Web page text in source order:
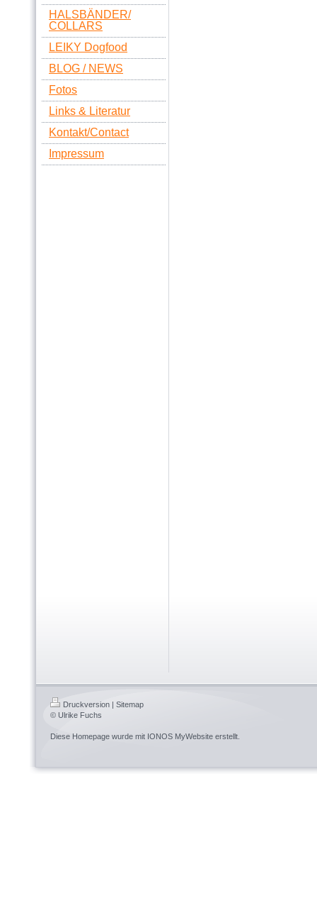
HALSBÄNDER/
COLLARS
LEIKY Dogfood
BLOG / NEWS
Fotos
Links & Literatur
Kontakt/Contact
Impressum
Druckversion | Sitemap
© Ulrike Fuchs
Diese Homepage wurde mit IONOS MyWebsite erstellt.